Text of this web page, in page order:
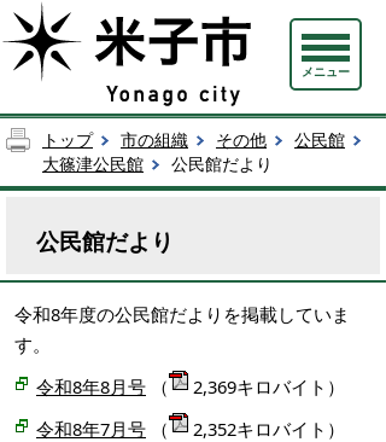
メニュー
トップ 市の組織 その他
公民館
大篠津公民館
公民館だより
公民館だより
令和8年度の公民館だよりを掲載していま
す。
令和8年8月号 （
2,369キロバイト）
令和8年7月号 （
2,352キロバイト）